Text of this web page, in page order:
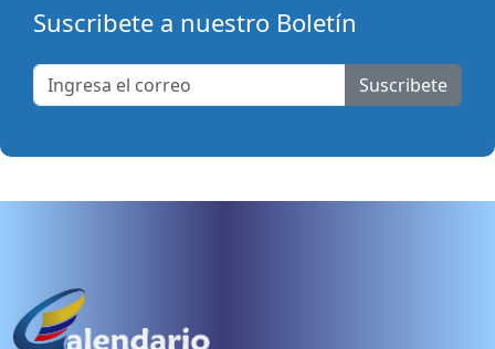
Suscribete a nuestro Boletín
Suscribete